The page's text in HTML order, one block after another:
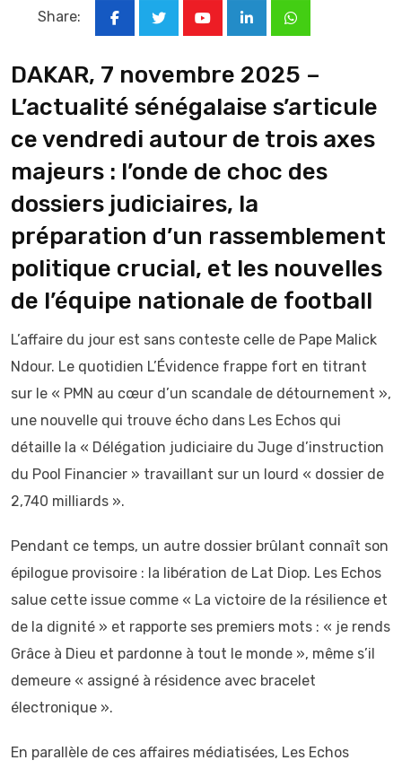
Share:
LinkedInWhatsapp
DAKAR, 7 novembre 2025 –
L’actualité sénégalaise s’articule
ce vendredi autour de trois axes
majeurs : l’onde de choc des
dossiers judiciaires, la
préparation d’un rassemblement
politique crucial, et les nouvelles
de l’équipe nationale de football
L’affaire du jour est sans conteste celle de Pape Malick
Ndour. Le quotidien L’Évidence frappe fort en titrant
sur le « PMN au cœur d’un scandale de détournement »,
une nouvelle qui trouve écho dans Les Echos qui
détaille la « Délégation judiciaire du Juge d’instruction
du Pool Financier » travaillant sur un lourd « dossier de
2,740 milliards ».
Pendant ce temps, un autre dossier brûlant connaît son
épilogue provisoire : la libération de Lat Diop. Les Echos
salue cette issue comme « La victoire de la résilience et
de la dignité » et rapporte ses premiers mots : « je rends
Grâce à Dieu et pardonne à tout le monde », même s’il
demeure « assigné à résidence avec bracelet
électronique ».
En parallèle de ces affaires médiatisées, Les Echos